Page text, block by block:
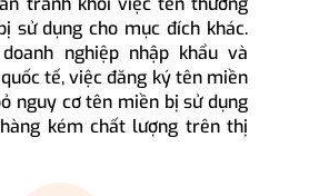
sử dụng cho mục đích khác.
nghiệp nhập khẩu và
tế, việc đăng ký tên miền
nguy cơ tên miền bị sử dụng
kém chất lượng trên thị